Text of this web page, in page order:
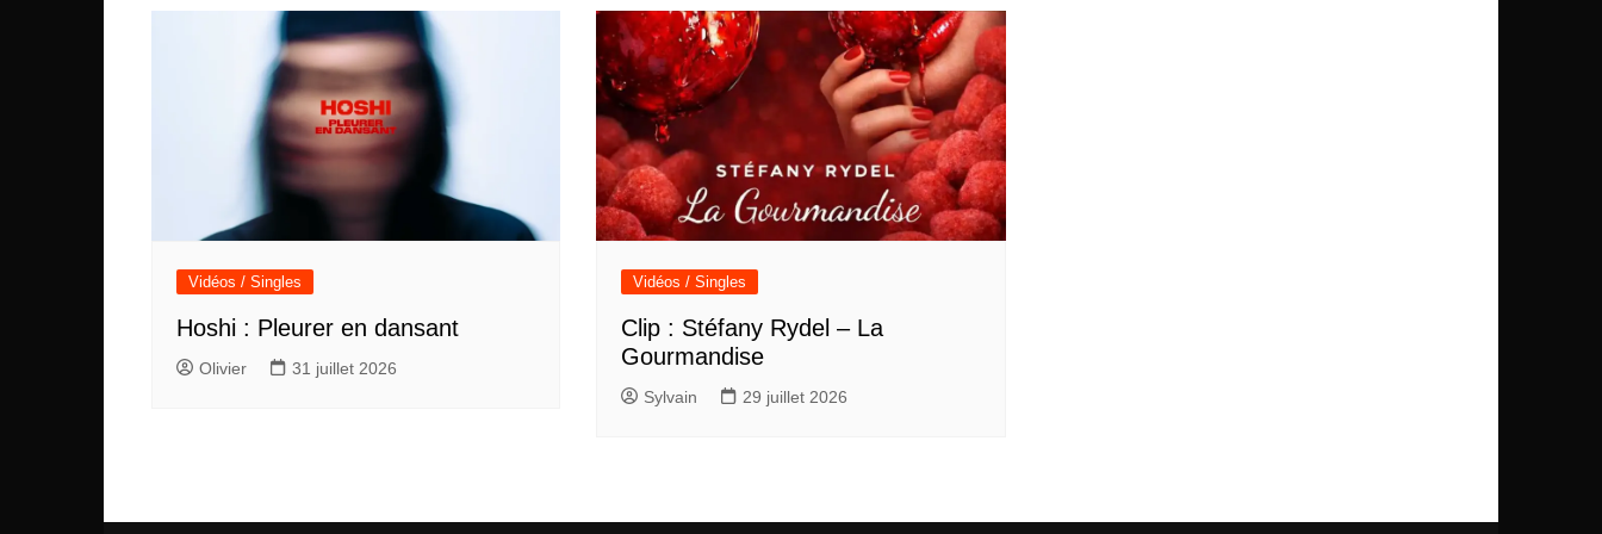
l’article
Vidéos / Singles
Hoshi : Pleurer en dansant
Olivier 31 juillet 2026
Vidéos / Singles
Clip : Stéfany Rydel – La
Gourmandise
Sylvain 29 juillet 2026